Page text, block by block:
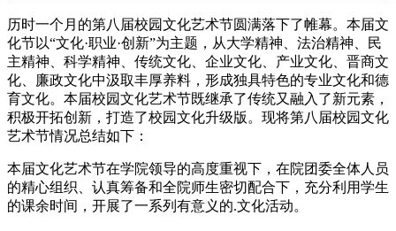
历时一个月的第八届校园文化艺术节圆满落下了帷幕。本届文
化节以“文化·职业·创新”为主题，从大学精神、法治精神、民
主精神、科学精神、传统文化、企业文化、产业文化、晋商文
化、廉政文化中汲取丰厚养料，形成独具特色的专业文化和德
育文化。本届校园文化艺术节既继承了传统又融入了新元素，
积极开拓创新，打造了校园文化升级版。现将第八届校园文化
艺术节情况总结如下：
本届文化艺术节在学院领导的高度重视下，在院团委全体人员
的精心组织、认真筹备和全院师生密切配合下，充分利用学生
的课余时间，开展了一系列有意义的.文化活动。